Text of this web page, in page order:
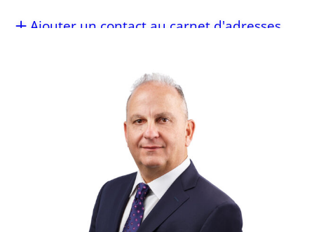
Ajouter un contact au carnet d'adresses